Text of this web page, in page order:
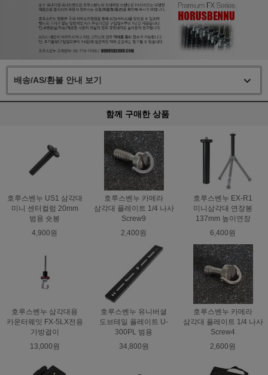
배송/AS/환불 안내 보기
함께 구매한 상품
호루스벤누 US1 삼각대
미니 센터컬럼 20mm
범용 숏봉
4,900원
호루스벤누 카메라
삼각대 플레이트 1/4 나사
Screw9
2,400원
호루스벤누 EX-R1
미니삼각대 연장봉
137mm 높이연장
6,400원
호루스벤누 삼각대용
카운터웨잇 FX-5LX전용
가방걸이
13,000원
호루스벤누 유니버셜
도브테일 플레이트 U-
300PL 범용
34,800원
호루스벤누 카메라
삼각대 플레이트 1/4 나사
Screw4
2,600원